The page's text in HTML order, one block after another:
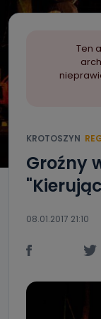
Ten
KROTOSZYN
Groźny
08.01.2017 21:10